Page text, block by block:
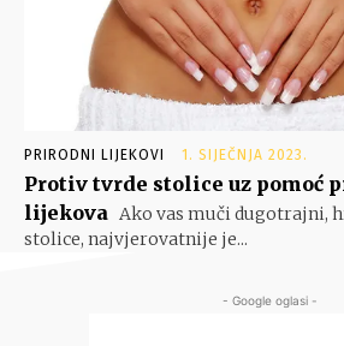
PRIRODNI LIJEKOVI 1. SIJEČNJA 2023.
Protiv tvrde stolice uz pomoć
lijekova Ako vas muči dugotrajni,
stolice, najvjerovatnije je...
- Google oglasi -